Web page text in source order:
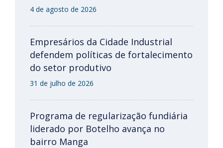
4 de agosto de 2026
Empresários da Cidade Industrial
defendem políticas de fortalecimento
do setor produtivo
31 de julho de 2026
Programa de regularização fundiária
liderado por Botelho avança no
bairro Manga